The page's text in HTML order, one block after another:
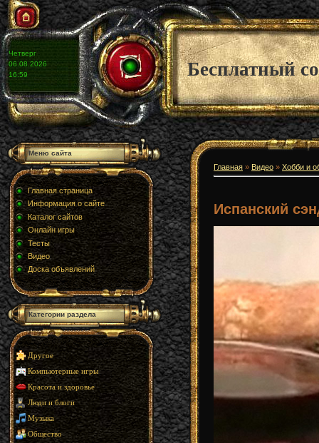
Четверг
06.08.2026
16:59
Бесплатный
Меню сайта
Главная страница
Информация о сайте
Каталог сайтов
Онлайн игры
Тесты
Видео
Доска объявлений
Категории раздела
Другое
Компьютерные игры
Красота и здоровье
Люди и блоги
Музыка
Общество
Главная » Видео » Хобби и
Испанский